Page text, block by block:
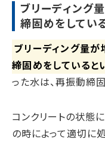
ブリーディング
締固めをしてい
ブリーディング量
締固めをしていると
った水は、再振動締
コンクリートの状態
の時によって適切に